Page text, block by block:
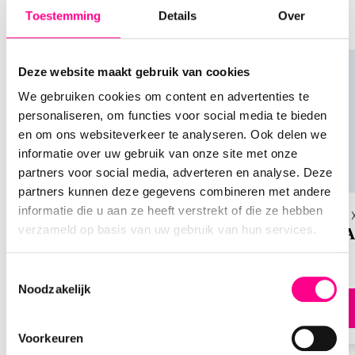
Toestemming Details Over
Deze website maakt gebruik van cookies
We gebruiken cookies om content en advertenties te
personaliseren, om functies voor social media te bieden
en om ons websiteverkeer te analyseren. Ook delen we
informatie over uw gebruik van onze site met onze
partners voor social media, adverteren en analyse. Deze
partners kunnen deze gegevens combineren met andere
informatie die u aan ze heeft verstrekt of die ze hebben
verzameld op basis van uw gebruik van hun services.
Noodzakelijk
Voorkeuren
over de Douglas
Hoe werkt de Douglas cadeaukaart precies?
Het is heel eenvoudig! Je kunt de giftcard
inwisselen in een van onze winkels of online in onze
webshop. Bij online aankopen voer je de cijfercode
op de kaart in wanneer er om een vouchercode
wordt gevraagd. Het volledige bedrag op de
cadeaukaart kan in één keer of in delen worden
Hoe lang is de Douglas cadeaukaart geldig?
geldig. Je kunt er dus altijd van blijven genieten.
ook inspireren voor andere cadeaus
Keuze cadeaukaarten
Nationale Keuze Cadeaukaart
ICI Paris
ICI